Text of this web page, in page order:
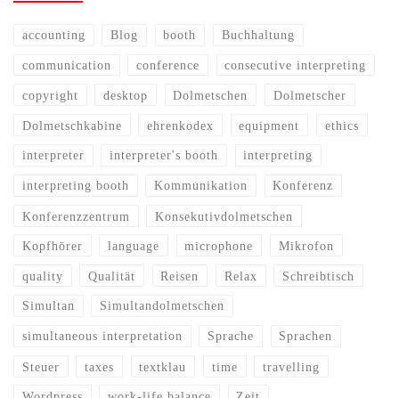
accounting Blog booth Buchhaltung
communication conference consecutive interpreting
copyright desktop Dolmetschen Dolmetscher
Dolmetschkabine ehrenkodex equipment ethics
interpreter interpreter's booth interpreting
interpreting booth Kommunikation Konferenz
Konferenzzentrum Konsekutivdolmetschen
Kopfhörer language microphone Mikrofon
quality Qualität Reisen Relax Schreibtisch
Simultan Simultandolmetschen
simultaneous interpretation Sprache Sprachen
Steuer taxes textklau time travelling